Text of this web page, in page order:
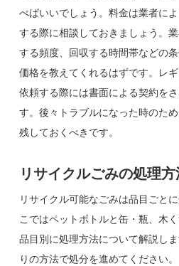
べばいいでしょう。料金は業者に
する際に相談しておきましょう。
する頻度、回収する時間帯などの
価格を教えてくれるはずです。レ
依頼する際には書面による契約を
す。後々トラブルになった時のた
残しておくべきです。
リサイクルごみの処理方
リサイクル可能なごみは品目ごと
こではペットボトルと缶・瓶、木
品目別に処理方法について解説し
りの方法で処分を進めてください。